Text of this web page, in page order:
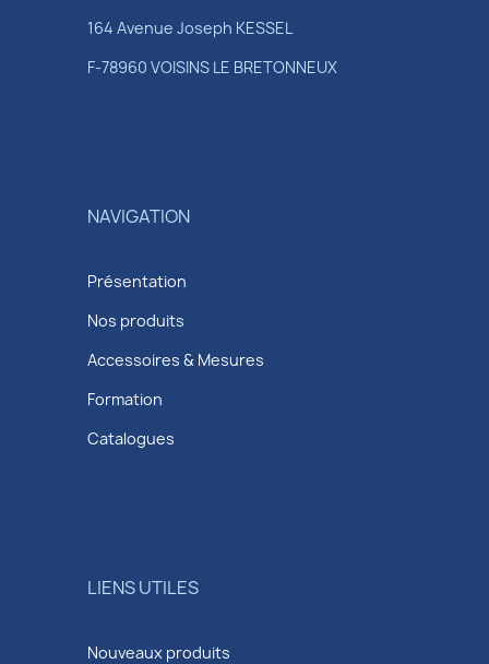
164 Avenue Joseph KESSEL
F-78960 VOISINS LE BRETONNEUX
NAVIGATION
Présentation
Nos produits
Accessoires & Mesures
Formation
Catalogues
LIENS UTILES
Nouveaux produits